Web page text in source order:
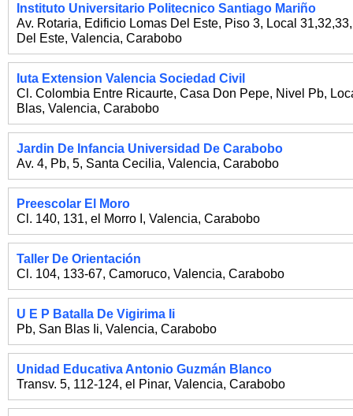
Instituto Universitario Politecnico Santiago Mariño
Av. Rotaria, Edificio Lomas Del Este, Piso 3, Local
Del Este, Valencia, Carabobo
Iuta Extension Valencia Sociedad Civil
Cl. Colombia Entre Ricaurte, Casa Don Pepe, Nivel Pb,
Blas, Valencia, Carabobo
Jardin De Infancia Universidad De Carabobo
Av. 4, Pb, 5, Santa Cecilia, Valencia, Carabobo
Preescolar El Moro
Cl. 140, 131, el Morro I, Valencia, Carabobo
Taller De Orientación
Cl. 104, 133-67, Camoruco, Valencia, Carabobo
U E P Batalla De Vigirima Ii
Pb, San Blas Ii, Valencia, Carabobo
Unidad Educativa Antonio Guzmán Blanco
Transv. 5, 112-124, el Pinar, Valencia, Carabobo